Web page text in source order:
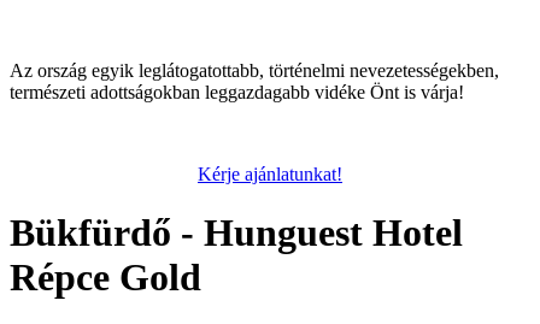
Az ország egyik leglátogatottabb, történelmi nevezetességekben,
természeti adottságokban leggazdagabb vidéke Önt is várja!
Kérje ajánlatunkat!
Bükfürdő - Hunguest Hotel
Répce Gold